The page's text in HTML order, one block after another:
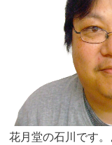
花月堂の石川です。